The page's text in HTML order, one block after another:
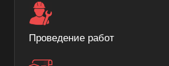
Проведение работ